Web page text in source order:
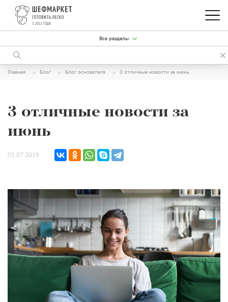
Все разделы
Главная Блог Блог основателя 3 отличные новости за июнь
3 отличные новости за
июнь
01.07.2019